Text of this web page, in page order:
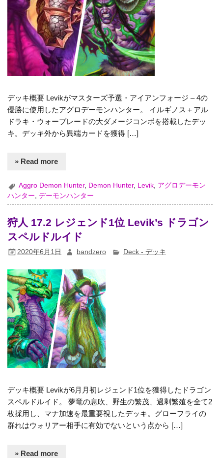
デッキ概要 Levikがマスターズ予選・アイアンフォージ – 4の
優勝に使用したアグロデーモンハンター。 イルギノス＋アル
ドラキ・ウォーブレードの大ダメージコンボを搭載したデッ
キ。デッキ外から異端カードを獲得 […]
» Read more
Aggro Demon Hunter, Demon Hunter, Levik, アグロデーモン
ハンター ,デーモンハンター
狩人 17.2 レジェンド1位 Levik’s ドラゴン
スペルドルイド
2020年6月1日 bandzero Deck - デッキ
デッキ概要 Levikが6月月初レジェンド1位を獲得したドラゴン
スペルドルイド。 夢竜の息吹、野生の繁茂、過剰繁殖を全て2
枚採用し、マナ加速を最重要視したデッキ。グローフライの
群れはウォリアー相手に有効でないという点から […]
» Read more